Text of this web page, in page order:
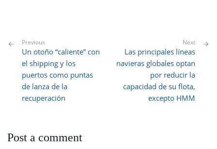
Previous
Un otoño “caliente” con
el shipping y los
puertos como puntas
de lanza de la
recuperación
Next
Las principales líneas
navieras globales optan
por reducir la
capacidad de su flota,
excepto HMM
Post a comment